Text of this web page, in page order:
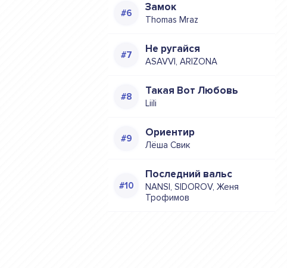
Замок
Thomas Mraz
Не ругайся
ASAVVI, ARIZONA
Такая Вот Любовь
Liili
Ориентир
Лёша Свик
Последний вальс
NANSI, SIDOROV, Женя
Трофимов